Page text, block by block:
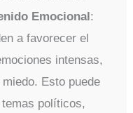
Emocional:
a favorecer el
intensas,
Esto puede
políticos,